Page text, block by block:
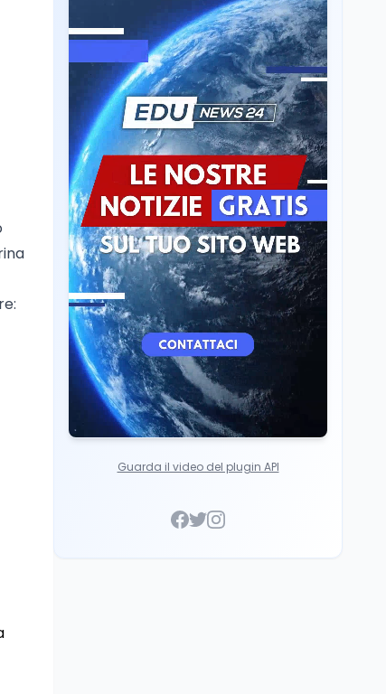
Scuola6 ago
Posizioni economiche
ATA: la matematica
degli arretrati fino a
4.150 euro
Cultura6 ago
Spesa culturale in
Lombardia da record,
ma la voragine Nord-
Sud triplica
Cultura 6 ago
Francesco Guccini si è
spento a Pàvana: addio
al Maestrone
Guarda il video del plugin API